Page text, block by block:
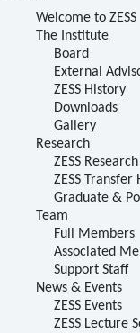
Welcome to ZESS
The Institute
Board
External
ZESS History
Downloads
Gallery
Research
ZESS
ZESS Transfer
Graduate &
Team
Full Members
Associated
Support Staff
News & Events
ZESS Events
ZESS Lecture